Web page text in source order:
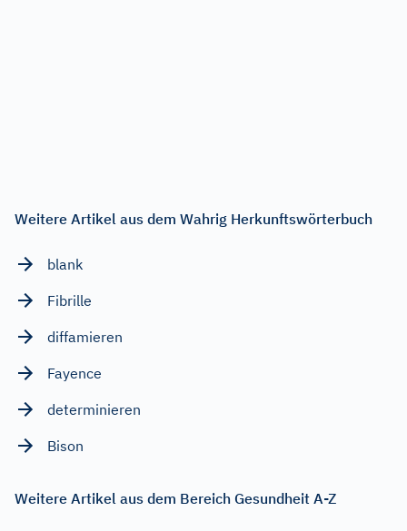
Weitere Artikel aus dem Wahrig Herkunftswörterbuch
blank
Fibrille
diffamieren
Fayence
determinieren
Bison
Weitere Artikel aus dem Bereich Gesundheit A-Z